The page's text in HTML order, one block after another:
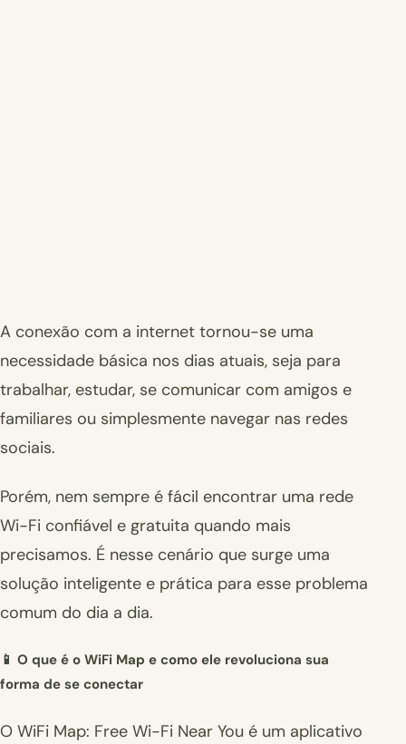
A conexão com a internet tornou-se uma
necessidade básica nos dias atuais, seja para
trabalhar, estudar, se comunicar com amigos e
familiares ou simplesmente navegar nas redes
sociais.
Porém, nem sempre é fácil encontrar uma rede
Wi-Fi confiável e gratuita quando mais
precisamos. É nesse cenário que surge uma
solução inteligente e prática para esse problema
comum do dia a dia.
📱 O que é o WiFi Map e como ele revoluciona sua
forma de se conectar
O WiFi Map: Free Wi-Fi Near You é um aplicativo